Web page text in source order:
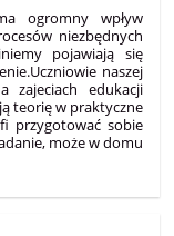
ogromny wpływ
niezbędnych
pojawiają się
naszej
zajeciach edukacji
teorię w praktyczne
przygotować sobie
może w domu